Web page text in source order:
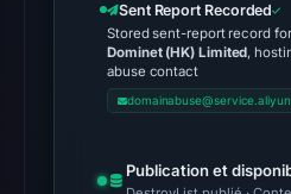
on
May
2026
23:05
Sent Report Recorded
Stored sent-report record
Dominet (HK) Limited,
abuse contact
Publication et